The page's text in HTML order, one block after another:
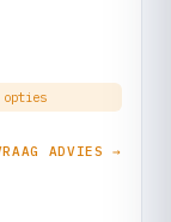
ADVIES →